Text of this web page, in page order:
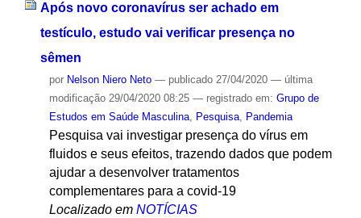
Após novo coronavírus ser achado em
testículo, estudo vai verificar presença no
sêmen
por Nelson Niero Neto — publicado27/04/2020 — última
modificação29/04/2020 08:25 — registrado em: Grupo de
Estudos em Saúde Masculina, Pesquisa, Pandemia
Pesquisa vai investigar presença do vírus em
fluidos e seus efeitos, trazendo dados que podem
ajudar a desenvolver tratamentos
complementares para a covid-19
Localizado em NOTÍCIAS